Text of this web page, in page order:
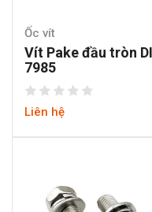
Ốc vít
Vít Pake đầu tròn
7985
Liên hệ